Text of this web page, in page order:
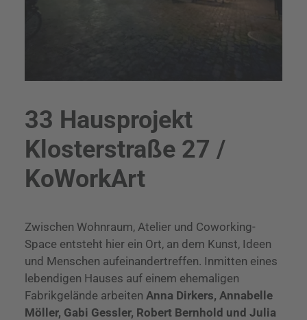
33 Hausprojekt
Klosterstraße 27 /
KoWorkArt
Zwischen Wohnraum, Atelier und Coworking-
Space entsteht hier ein Ort, an dem Kunst, Ideen
und Menschen aufeinandertreffen. Inmitten eines
lebendigen Hauses auf einem ehemaligen
Fabrikgelände arbeiten Anna Dirkers, Annabelle
Möller, Gabi Gessler, Robert Bernhold und Julia